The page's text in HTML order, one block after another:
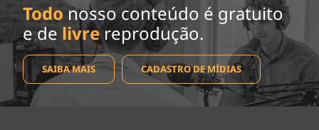
Todo nosso conteúdo é gratuito
e de livrereprodução.
SAIBA MAIS CADASTRO DE MÍDIAS